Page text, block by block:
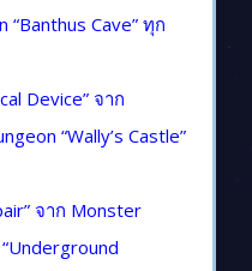
“Banthus Cave” ทุก
Device” จาก
“Wally’s Castle”
จาก Monster